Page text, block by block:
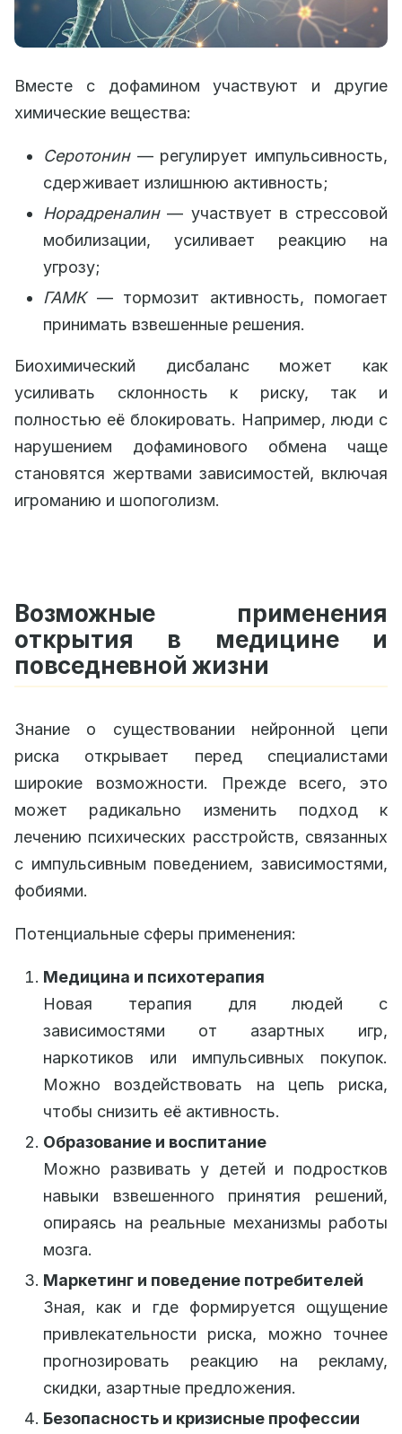
Вместе с дофамином участвуют и другие
химические вещества:
Серотонин— регулирует импульсивность,
сдерживает излишнюю активность;
Норадреналин— участвует в стрессовой
мобилизации, усиливает реакцию на
угрозу;
ГАМК— тормозит активность, помогает
принимать взвешенные решения.
Биохимический дисбаланс может как
усиливать склонность к риску, так и
полностью её блокировать. Например, люди с
нарушением дофаминового обмена чаще
становятся жертвами зависимостей, включая
игроманию и шопоголизм.
Возможные применения
открытия в медицине и
повседневной жизни
Знание о существовании нейронной цепи
риска открывает перед специалистами
широкие возможности. Прежде всего, это
может радикально изменить подход к
лечению психических расстройств, связанных
с импульсивным поведением, зависимостями,
фобиями.
Потенциальные сферы применения:
Медицина и психотерапия
Новая терапия для людей с
зависимостями от азартных игр,
наркотиков или импульсивных покупок.
Можно воздействовать на цепь риска,
чтобы снизить её активность.
Образование и воспитание
Можно развивать у детей и подростков
навыки взвешенного принятия решений,
опираясь на реальные механизмы работы
мозга.
Маркетинг и поведение потребителей
Зная, как и где формируется ощущение
привлекательности риска, можно точнее
прогнозировать реакцию на рекламу,
скидки, азартные предложения.
Безопасность и кризисные профессии